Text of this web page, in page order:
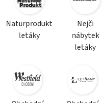
Naturprodukt
letáky
Nejči
nábytek
letáky